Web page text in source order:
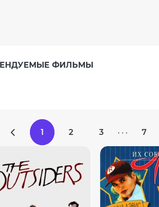
ФИЛЬМЫ
1 2 3 · · · 7